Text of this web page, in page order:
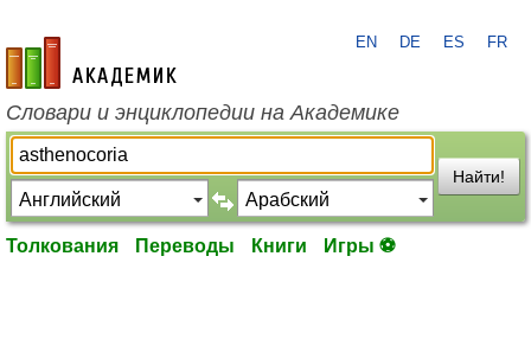
academic.ru
EN DE ES FR
Словари и энциклопедии на Академике
Найти!
Толкования Переводы Книги Игры ⚽